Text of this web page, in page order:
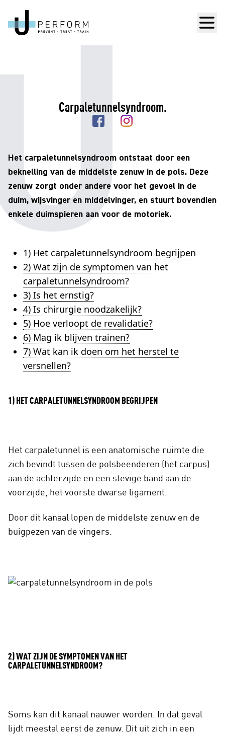
Carpaletunnelsyndroom.
Het carpaletunnelsyndroom ontstaat door een
beknelling van de middelste zenuw in de pols. Deze
zenuw zorgt onder andere voor het gevoel in de
duim, wijsvinger en middelvinger, en stuurt bovendien
enkele duimspieren aan voor de motoriek.
1) Het carpaletunnelsyndroom begrijpen
2) Wat zijn de symptomen van het
carpaletunnelsyndroom?
3) Is het ernstig?
4) Is chirurgie noodzakelijk?
5) Hoe verloopt de revalidatie?
6) Mag ik blijven trainen?
7) Wat kan ik doen om het herstel te
versnellen?
1) HET CARPALETUNNELSYNDROOM BEGRIJPEN
Het carpaletunnel is een anatomische ruimte die
zich bevindt tussen de polsbeenderen (het carpus)
aan de achterzijde en een stevige band aan de
voorzijde, het voorste dwarse ligament.
Door dit kanaal lopen de middelste zenuw en de
buigpezen van de vingers.
2) WAT ZIJN DE SYMPTOMEN VAN HET
CARPALETUNNELSYNDROOM?
Soms kan dit kanaal nauwer worden. In dat geval
lijdt meestal eerst de zenuw. Dit uit zich in een